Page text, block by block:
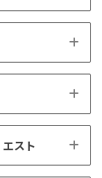
スト